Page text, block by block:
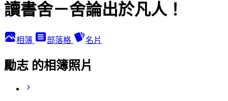
讀書舍－舍論出於凡人！
相簿 部落格 名片
勵志 的相簿照片